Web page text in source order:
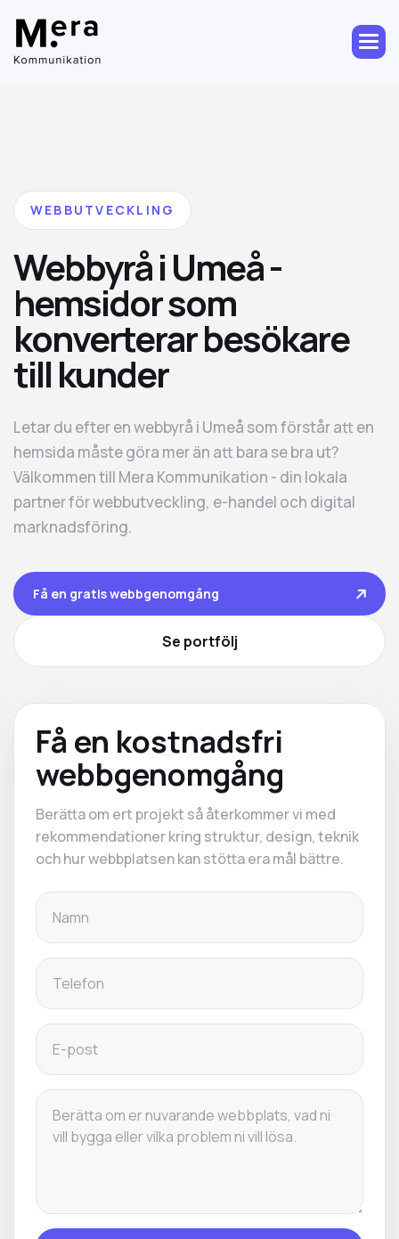
WEBBUTVECKLING
Webbyrå i Umeå -
hemsidor som
konverterar besökare
till kunder
Letar du efter en webbyrå i Umeå som förstår att en
hemsida måste göra mer än att bara se bra ut?
Välkommen till Mera Kommunikation - din lokala
partner för webbutveckling, e-handel och digital
marknadsföring.
Få en gratis webbgenomgång
Se portfölj
Få en kostnadsfri
webbgenomgång
Berätta om ert projekt så återkommer vi med
rekommendationer kring struktur, design, teknik
och hur webbplatsen kan stötta era mål bättre.